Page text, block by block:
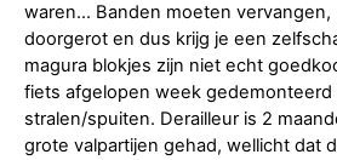
waren... Banden moeten
doorgerot en dus krijg je een
magura blokjes zijn niet echt
fiets afgelopen week gedemonteerd
stralen/spuiten. Derailleur is 2
grote valpartijen gehad, wellicht dat